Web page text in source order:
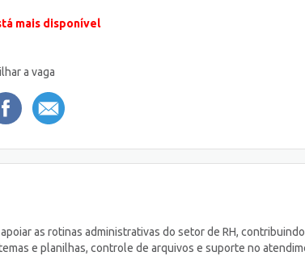
mais disponível
a vaga
as rotinas administrativas do setor de RH,
e planilhas, controle de arquivos e suporte no